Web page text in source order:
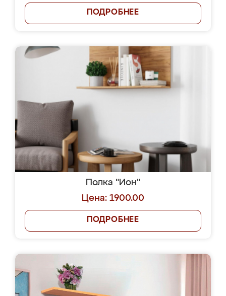
ПОДРОБНЕЕ
Полка "Ион"
Цена: 1900.00
ПОДРОБНЕЕ